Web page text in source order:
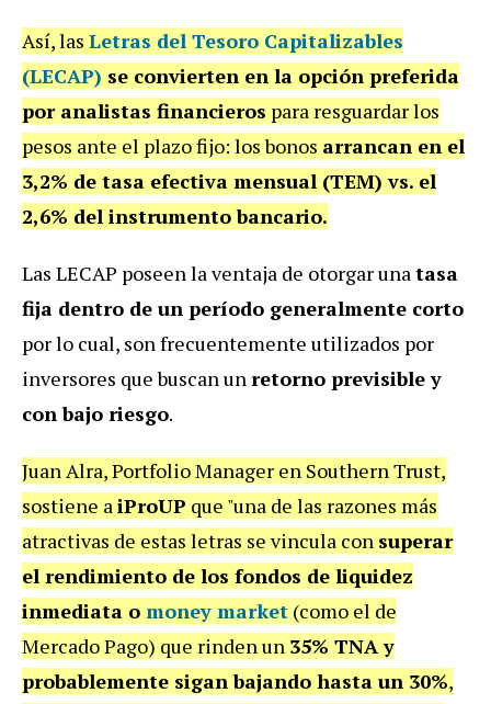
Así, las Letras del Tesoro Capitalizables
(LECAP) se convierten en la opción preferida
por analistas financieros para resguardar los
pesos ante el plazo fijo: los bonos arrancan en el
3,2% de tasa efectiva mensual (TEM) vs. el
2,6% del instrumento bancario.
Las LECAP poseen la ventaja de otorgar una tasa
fija dentro de un período generalmente corto
por lo cual, son frecuentemente utilizados por
inversores que buscan un retorno previsible y
con bajo riesgo.
Juan Alra, Portfolio Manager en Southern Trust,
sostiene a iProUP que "una de las razones más
atractivas de estas letras se vincula con superar
el rendimiento de los fondos de liquidez
inmediata o money market (como el de
Mercado Pago) que rinden un 35% TNA y
probablemente sigan bajando hasta un 30%,